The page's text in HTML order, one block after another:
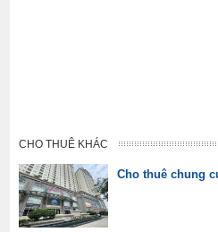
CHO THUÊ KHÁC
Cho thuê chung